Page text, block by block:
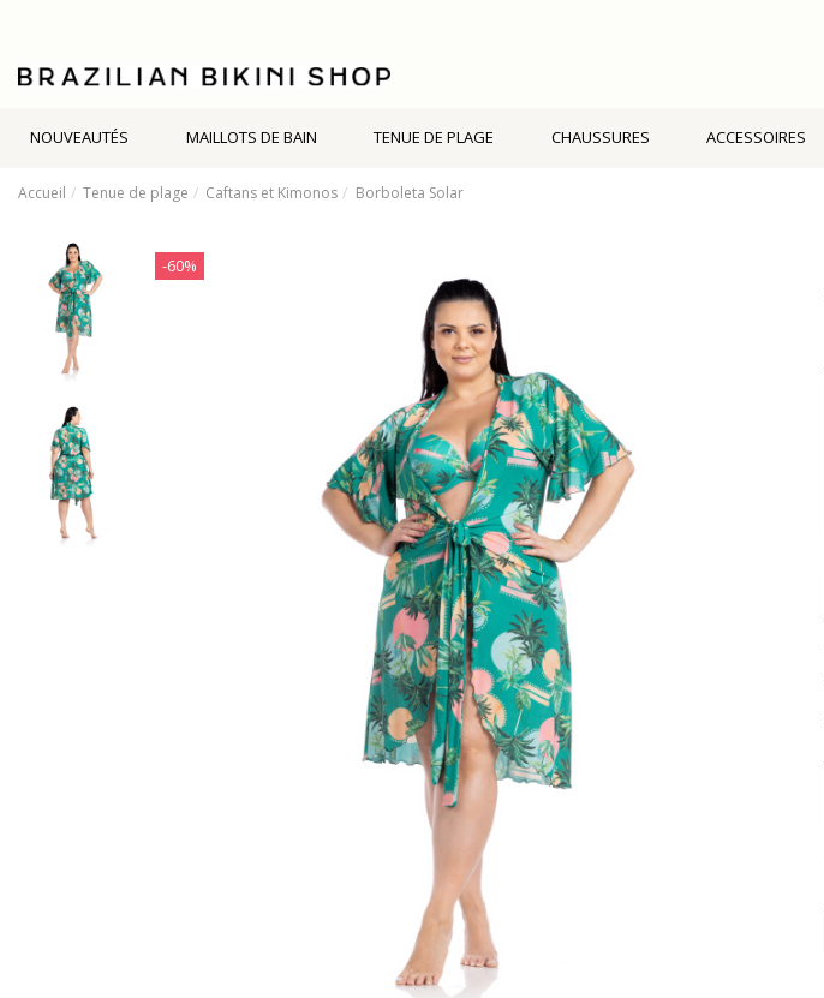
NOUVEAUTÉS MAILLOTS DE BAIN TENUE DE PLAGE CHAUSSURES ACCESSOIRES
Accueil Tenue de plage Caftans et Kimonos Borboleta Solar
-60%